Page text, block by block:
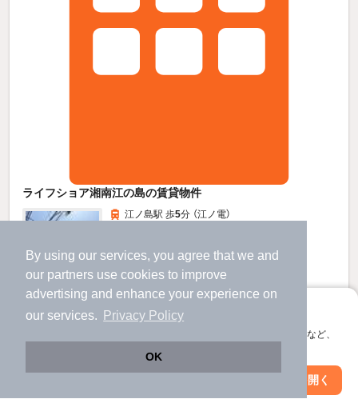
By using our services, you agree that we and
our partners use cookies to improve
advertising and enhance your experience on
our services.
Privacy Policy
OK
アプリに切り替えて、サクサクお部屋探し
会員登録なしですぐ使える。マップ検索やお気に入り保存など、
アプリを開く
ライフショア湘南江の島の賃貸物件
すべての写真
江ノ島駅 歩5分 （江ノ電）
神奈川県藤沢市片瀬海岸１
9階建 / 34年 / 鉄骨鉄筋
宅配ボックス
絞り込み条件を変更